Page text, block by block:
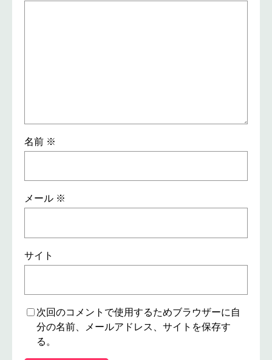
名前 ※
メール ※
サイト
次回のコメントで使用するためブラウザーに自
分の名前、メールアドレス、サイトを保存す
る。